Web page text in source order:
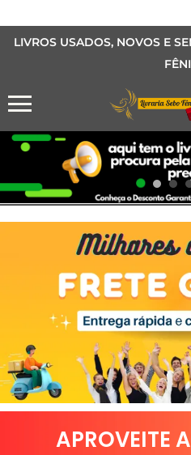
LIVROS USADOS, NOVOS E
Conheça o
OFERTA MANGÁS
MANGÁS BARATOS
APROVEITE